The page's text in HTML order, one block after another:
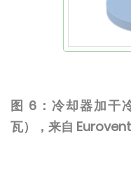
图 6：冷却器加干
瓦），来自